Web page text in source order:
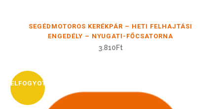
SEGÉDMOTOROS KERÉKPÁR – HETI FELHAJTÁSI
ENGEDÉLY – NYUGATI-FŐCSATORNA
3.810Ft
ELFOGYOTT